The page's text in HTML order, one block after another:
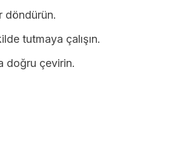
döndürün.
tutmaya çalışın.
doğru çevirin.